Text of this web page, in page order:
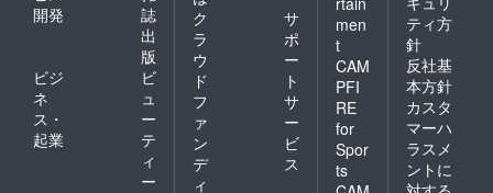
開発
誌
出
版
ビジ
ネ
ス・
起業
ビ
ュ
ー
テ
ィ
ー
ク
ラ
ウ
ド
フ
ァ
ン
デ
ィ
サ
ポ
ー
ト
サ
ー
ビ
ス
men
t
CAM
PFI
RE
for
Spor
ts
ティ方
針
反社基
本方針
カスタ
マーハ
ラスメ
ントに